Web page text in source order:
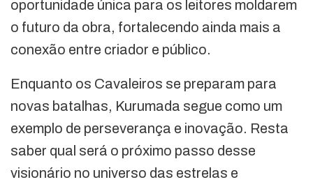
oportunidade única para os leitores moldarem
o futuro da obra, fortalecendo ainda mais a
conexão entre criador e público.
Enquanto os Cavaleiros se preparam para
novas batalhas, Kurumada segue como um
exemplo de perseverança e inovação. Resta
saber qual será o próximo passo desse
visionário no universo das estrelas e